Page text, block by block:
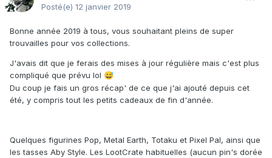
Posté(e) 12 janvier 2019
Bonne année 2019 à tous, vous souhaitant pleins de super
trouvailles pour vos collections.
J'avais dit que je ferais des mises à jour régulière mais c'est plus
compliqué que prévu lol 😅
Du coup je fais un gros récap' de ce que j'ai ajouté depuis cet
été, y compris tout les petits cadeaux de fin d'année.
Quelques figurines Pop, Metal Earth, Totaku et Pixel Pal, ainsi que
les tasses Aby Style. Les LootCrate habituelles (aucun pin's dorée